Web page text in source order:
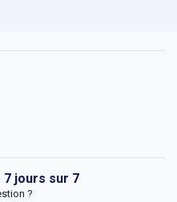
jours sur 7
?